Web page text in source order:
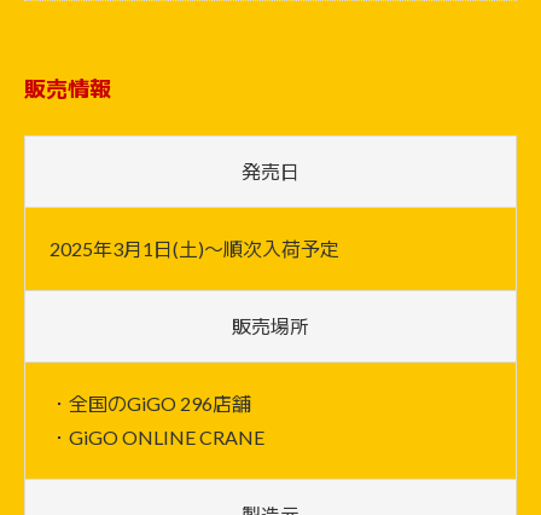
販売情報
発売日
2025年3月1日(土)〜順次入荷予定
販売場所
・全国のGiGO 296店舗
・GiGO ONLINE CRANE